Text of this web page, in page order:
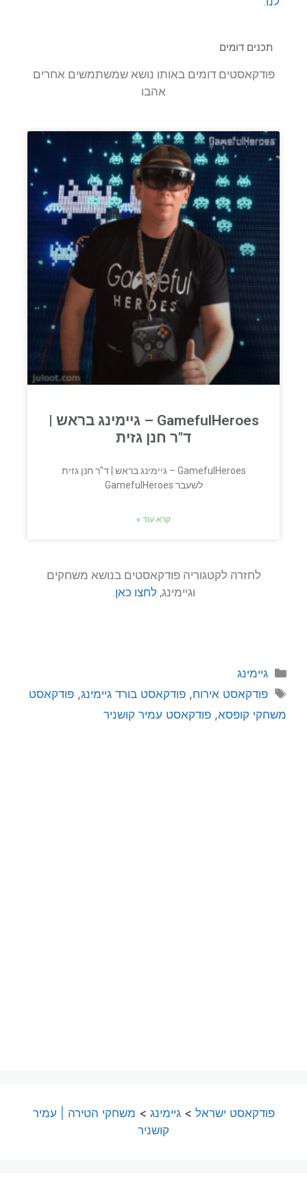
תכנים דומים
פודקאסטים דומים באותו נושא שמשתמשים אחרים
אהבו
GamefulHeroes – גיימינג בראש |
ד"ר חנן גזית
GamefulHeroes – גיימינג בראש | ד"ר חנן גזית
לשעבר GamefulHeroes
קרא עוד »
לחזרה לקטגוריה פודקאסטים בנושא משחקים
וגיימינג,לחצו כאן.
גיימינג
פודקאסט אירוח,פודקאסט בורד גיימינג,פודקאסט
משחקי קופסא, פודקאסט עמיר קושניר
פודקאסט ישראל >גיימינג > משחקי הטירה | עמיר
קושניר